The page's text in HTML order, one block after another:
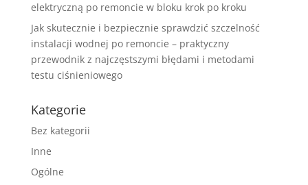
elektryczną po remoncie w bloku krok po kroku
Jak skutecznie i bezpiecznie sprawdzić szczelność
instalacji wodnej po remoncie – praktyczny
przewodnik z najczęstszymi błędami i metodami
testu ciśnieniowego
Kategorie
Bez kategorii
Inne
Ogólne